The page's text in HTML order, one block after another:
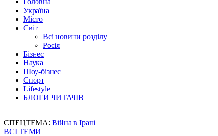
Головна
Україна
Місто
Світ
Всі новини розділу
Росія
Бізнес
Наука
Шоу-бізнес
Спорт
Lifestyle
БЛОГИ ЧИТАЧІВ
СПЕЦТЕМА: Війна в Ірані
ВСІ ТЕМИ